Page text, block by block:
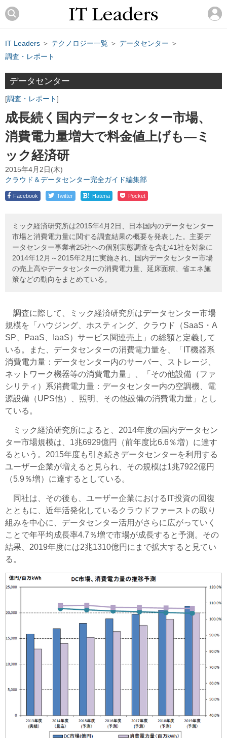
IT Leaders ＞ テクノロジー一覧 ＞ データセンター ＞
調査・レポート
データセンター
調査・レポート
成長続く国内データセンター市場、
消費電力量増大で料金値上げも―ミ
ック経済研
2015年4月2日(木)
クラウド＆データセンター完全ガイド編集部
Facebook Twitter ! Hatena Pocket
ミック経済研究所は2015年4月2日、日本国内のデータセンター
市場と消費電力量に関する調査結果の概要を発表した。主要デ
ータセンター事業者25社への個別実態調査を含む41社を対象に
2014年12月～2015年2月に実施され、国内データセンター市場
の売上高やデータセンターの消費電力量、延床面積、省エネ施
策などの動向をまとめている。
調査に際して、ミック経済研究所はデータセンター市場
規模を「ハウジング、ホスティング、クラウド（SaaS・A
SP、PaaS、IaaS）サービス関連売上」の総額と定義して
いる。また、データセンターの消費電力量を、「IT機器系
消費電力量：データセンター内のサーバー、ストレージ、
ネットワーク機器等の消費電力量」、「その他設備（ファ
シリティ）系消費電力量：データセンター内の空調機、電
源設備（UPS他）、照明、その他設備の消費電力量」とし
ている。
ミック経済研究所によると、2014年度の国内データセン
ター市場規模は、1兆6929億円（前年度比6.6％増）に達す
るという。2015年度も引き続きデータセンターを利用する
ユーザー企業が増えると見られ、その規模は1兆7922億円
（5.9％増）に達するとしている。
同社は、その後も、ユーザー企業におけるIT投資の回復
とともに、近年活発化しているクラウドファーストの取り
組みを中心に、データセンター活用がさらに広がっていく
ことで年平均成長率4.7％増で市場が成長すると予測。その
結果、2019年度には2兆1310億円にまで拡大すると見てい
る。